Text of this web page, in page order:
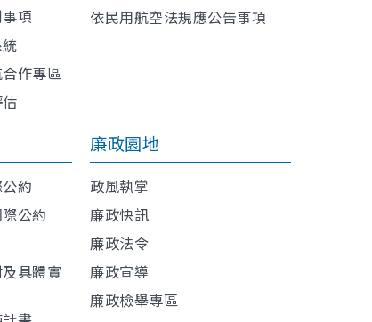
項
作專區
依民用航空法規應公告事項
約
公約
具體實
廉政園地
政風執掌
廉政快訊
廉政法令
廉政宣導
廉政檢舉專區